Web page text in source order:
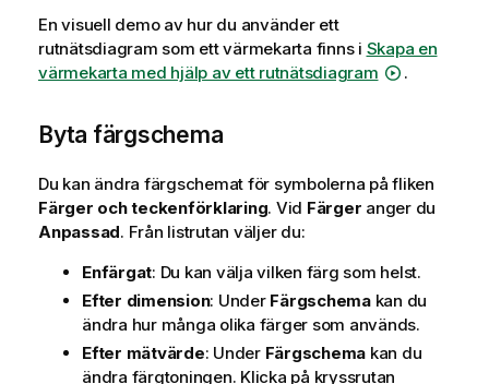
En visuell demo av hur du använder ett
rutnätsdiagram som ett värmekarta finns i Skapa en
värmekarta med hjälp av ett rutnätsdiagram
.
Byta färgschema
Du kan ändra färgschemat för symbolerna på fliken
Färger och teckenförklaring. Vid Färger anger du
Anpassad. Från listrutan väljer du:
Enfärgat: Du kan välja vilken färg som helst.
Efter dimension: Under Färgschemakan du
ändra hur många olika färger som används.
Efter mätvärde: Under Färgschema kan du
ändra färgtoningen. Klicka på kryssrutan